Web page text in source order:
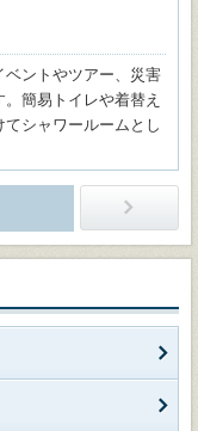
ントやツアー、災害
簡易トイレや着替え
シャワールームとし